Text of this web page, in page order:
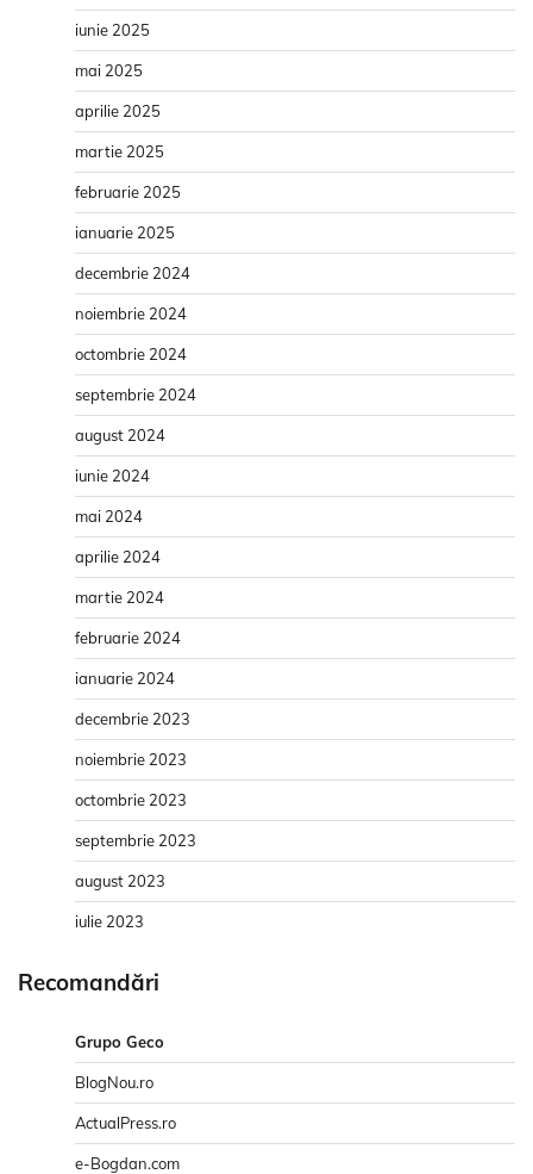
iunie 2025
mai 2025
aprilie 2025
martie 2025
februarie 2025
ianuarie 2025
decembrie 2024
noiembrie 2024
octombrie 2024
septembrie 2024
august 2024
iunie 2024
mai 2024
aprilie 2024
martie 2024
februarie 2024
ianuarie 2024
decembrie 2023
noiembrie 2023
octombrie 2023
septembrie 2023
august 2023
iulie 2023
Recomandări
Grupo Geco
BlogNou.ro
ActualPress.ro
e-Bogdan.com